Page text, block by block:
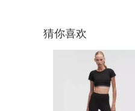
猜你喜欢